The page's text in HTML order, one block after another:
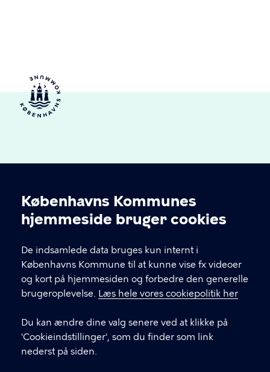
Cookieindstillinger
Københavns Kommunes
hjemmeside bruger cookies
De indsamlede data bruges kun internt i
Københavns Kommune til at kunne vise fx videoer
og kort på hjemmesiden og forbedre den generelle
brugeroplevelse. Læs hele vores cookiepolitik her
Du kan ændre dine valg senere ved at klikke på
'Cookieindstillinger', som du finder som link
nederst på siden.
Kultur og Fritid S
Kontakt dit lokale kulturhus eller idrætsanlæg
gennem menupunktet 'Huse'. Her finder du
kontaktoplysninger, åbningstider osv.
KONTAKT
Københavns Kommune Nyropsgade 3, 1602